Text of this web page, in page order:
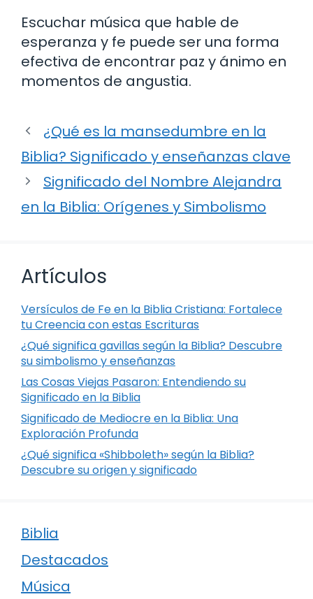
Escuchar música que hable de
esperanza y fe puede ser una forma
efectiva de encontrar paz y ánimo en
momentos de angustia.
¿Qué es la mansedumbre en la
Biblia? Significado y enseñanzas clave
Significado del Nombre Alejandra
en la Biblia: Orígenes y Simbolismo
Artículos
Versículos de Fe en la Biblia Cristiana: Fortalece
tu Creencia con estas Escrituras
¿Qué significa gavillas según la Biblia? Descubre
su simbolismo y enseñanzas
Las Cosas Viejas Pasaron: Entendiendo su
Significado en la Biblia
Significado de Mediocre en la Biblia: Una
Exploración Profunda
¿Qué significa «Shibboleth» según la Biblia?
Descubre su origen y significado
Biblia
Destacados
Música